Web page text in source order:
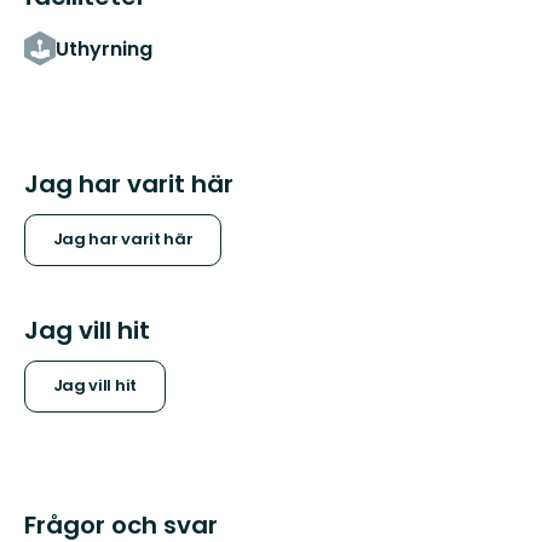
Uthyrning
Jag har varit här
Jag har varit här
Jag vill hit
Jag vill hit
Frågor och svar